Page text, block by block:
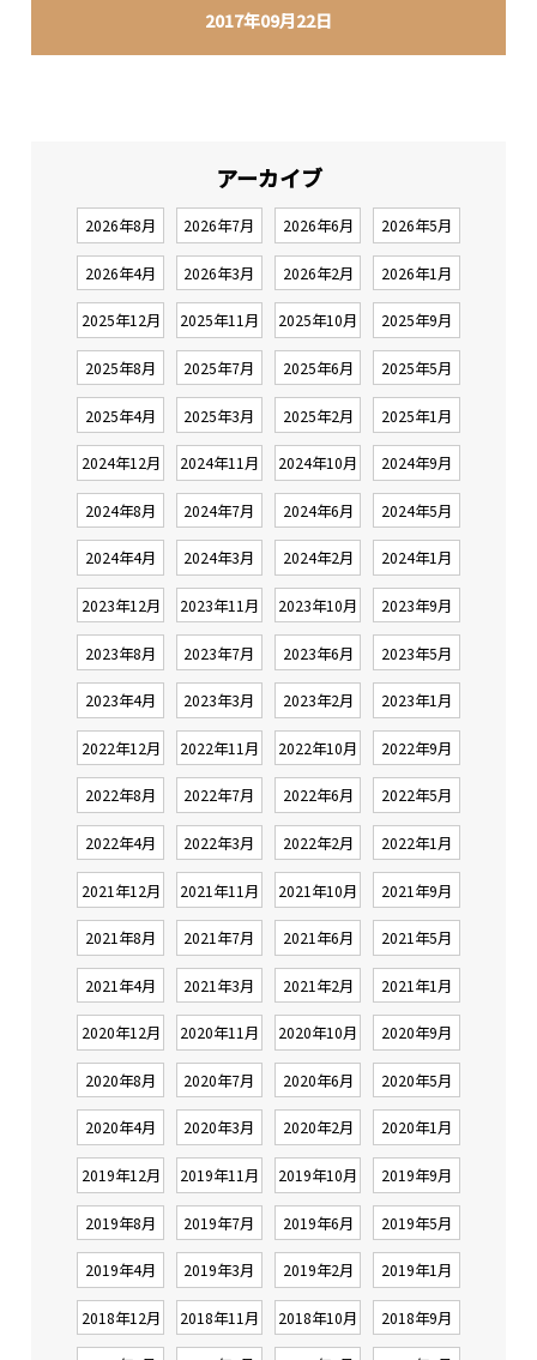
2017年09月22日
アーカイブ
2026年8月 2026年7月 2026年6月 2026年5月
2026年4月 2026年3月 2026年2月 2026年1月
2025年12月 2025年11月 2025年10月 2025年9月
2025年8月 2025年7月 2025年6月 2025年5月
2025年4月 2025年3月 2025年2月 2025年1月
2024年12月 2024年11月 2024年10月 2024年9月
2024年8月 2024年7月 2024年6月 2024年5月
2024年4月 2024年3月 2024年2月 2024年1月
2023年12月 2023年11月 2023年10月 2023年9月
2023年8月 2023年7月 2023年6月 2023年5月
2023年4月 2023年3月 2023年2月 2023年1月
2022年12月 2022年11月 2022年10月 2022年9月
2022年8月 2022年7月 2022年6月 2022年5月
2022年4月 2022年3月 2022年2月 2022年1月
2021年12月 2021年11月 2021年10月 2021年9月
2021年8月 2021年7月 2021年6月 2021年5月
2021年4月 2021年3月 2021年2月 2021年1月
2020年12月 2020年11月 2020年10月 2020年9月
2020年8月 2020年7月 2020年6月 2020年5月
2020年4月 2020年3月 2020年2月 2020年1月
2019年12月 2019年11月 2019年10月 2019年9月
2019年8月 2019年7月 2019年6月 2019年5月
2019年4月 2019年3月 2019年2月 2019年1月
2018年12月 2018年11月 2018年10月 2018年9月